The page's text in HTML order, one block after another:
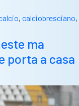
, calciobresciano,
ma
porta a casa